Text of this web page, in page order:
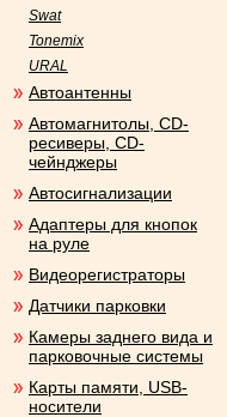
Swat
Tonemix
URAL
Автоантенны
Автомагнитолы, CD-
ресиверы, CD-
чейнджеры
Автосигнализации
Адаптеры для кнопок
на руле
Видеорегистраторы
Датчики парковки
Камеры заднего вида и
парковочные системы
Карты памяти, USB-
носители